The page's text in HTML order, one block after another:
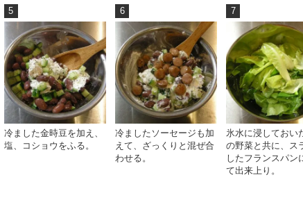
5
冷ました金時豆を加え、
塩、コショウをふる。
6
冷ましたソーセージも加
えて、ざっくりと混ぜ合
わせる。
7
氷水に浸しておい
の野菜と共に、ス
したフランスパン
て出来上り。